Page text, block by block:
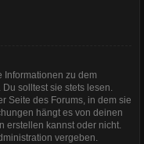
Informationen zu dem
solltest sie stets lesen.
Seite des Forums, in dem sie
hängt es von deinen
erstellen kannst oder nicht.
vergeben.